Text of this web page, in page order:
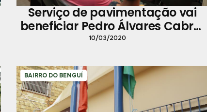
Serviço de pavimentação vai
beneficiar Pedro Álvares Cabral
e Parque Guajará
10/03/2020
BAIRRO DO BENGUÍ